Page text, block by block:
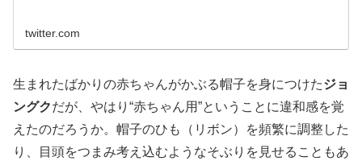
twitter.com
生まれたばかりの赤ちゃんがかぶる帽子を身につけたジョ
ングクだが、やはり“赤ちゃん用”ということに違和感を覚
えたのだろうか。帽子のひも（リボン）を頻繁に調整した
り、目頭をつまみ考え込むようなそぶりを見せることもあ